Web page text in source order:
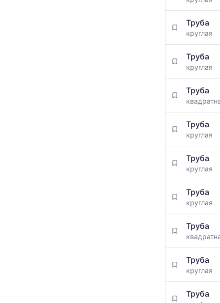
Труба
круглая
Труба
круглая
Труба
Труба
круглая
Труба
круглая
Труба
круглая
Труба
Труба
круглая
Труба